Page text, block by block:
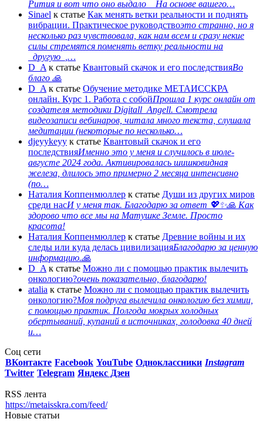
Рития и вот что оно выдало На основе вашего…
Sinael к статье Как менять ветки реальности и поднять
вибрации. Практическое руководствоэто странно, но я
несколько раз чувствовала, как нам всем и сразу некие
силы стремятся поменять ветку реальности на
_другую_,…
D_A к статье Квантовый скачок и его последствияВо
благо 🙏
D_A к статье Обучение методике МЕТАИССКРА
онлайн. Курс 1. Работа с собойПрошла 1 курс онлайн от
создателя методики Digitall_Angell. Смотрела
видеозаписи вебинаров, читала много текста, слушала
медитации (некоторые по несколько…
djeyykeyy к статье Квантовый скачок и его
последствияИменно это у меня и случилось в июле-
августе 2024 года. Активировалась шишковидная
железа, длилось это примерно 2 месяца интенсивно
(по…
Наталия Коппенмюллер к статье Души из других миров
среди насИ у меня так. Благодарю за ответ 💖✨️🙏 Как
здорово что все мы на Матушке Земле. Просто
красота!
Наталия Коппенмюллер к статье Древние войны и их
следы или куда делась цивилизацияБлагодарю за ценную
информацию.🙏
D_A к статье Можно ли с помощью практик вылечить
онкологию?очень показательно, благодарю!
atalia к статье Можно ли с помощью практик вылечить
онкологию?Моя подруга вылечила онкологию без химии,
с помощью практик. Полгода мокрых холодных
обертываний, купаний в источниках, голодовка 40 дней
и…
Соц сети
ВКонтакте Facebook YouTube Одноклассники Instagram
Twitter Telegram Яндекс Дзен
RSS лента
https://metaisskra.com/feed/
Новые статьи